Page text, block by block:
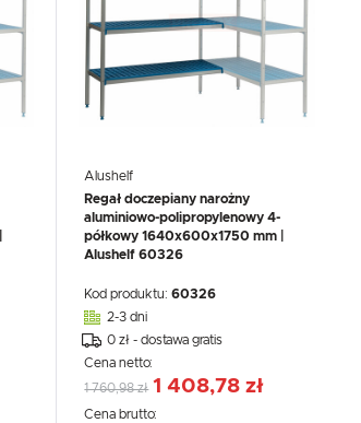
Alushelf
Regał doczepiany narożny
aluminiowo-polipropylenowy 4-
półkowy 1640x600x1750 mm |
Alushelf 60326
Kod produktu:60326
2-3 dni
0 zł - dostawa gratis
Cena netto:
1 760,98 zł 1 408,78 zł
Cena brutto: